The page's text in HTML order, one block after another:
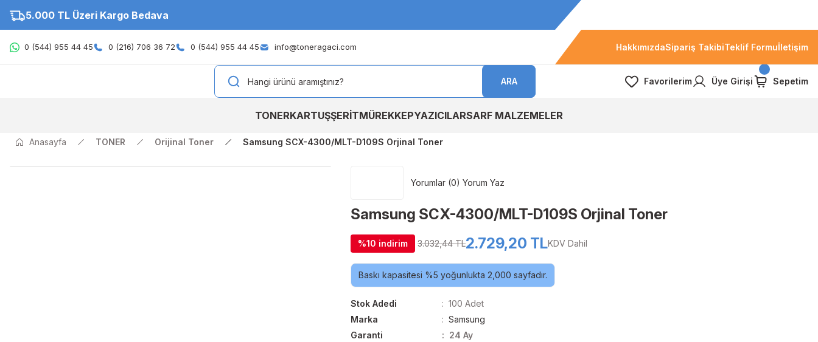
5.000 TL Üzeri Kargo Bedava
0 (544) 955 44 45 0 (216) 706 36 72 0 (544) 955 44 45 info@toneragaci.com HakkımızdaSipariş TakibiTeklif Formuİletişim
ARA Favorilerim Üye Girişi Sepetim
TONERKARTUŞŞERİTMÜREKKEPYAZICILARSARF MALZEMELER
Anasayfa TONER Orijinal Toner Samsung SCX-4300/MLT-D109S Orjinal Toner
Yorumlar (0) Yorum Yaz
Samsung SCX-4300/MLT-D109S Orjinal Toner
%10 indirim 3.032,44 TL2.729,20 TLKDV Dahil
Baskı kapasitesi %5 yoğunlukta 2,000 sayfadır.
Stok Adedi
100 Adet
Marka
Samsung
Garanti
24 Ay